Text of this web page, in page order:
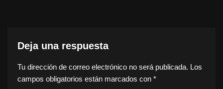
Deja una respuesta
Tu dirección de correo electrónico no será publicada. Los
campos obligatorios están marcados con *